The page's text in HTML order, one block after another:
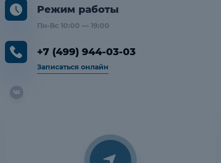
Режим работы
Пн-Вс 10:00 — 19:00
+7 (499) 944-03-03
Записаться онлайн